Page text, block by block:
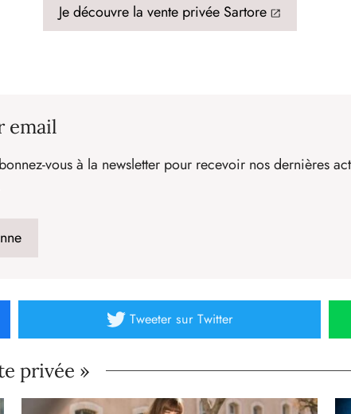
Je découvre la vente privée Sartore
email
vous à la newsletter pour recevoir nos dernières
Tweetersur Twitter
privée »